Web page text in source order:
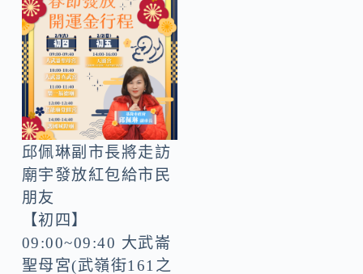
邱佩琳副市長將走訪
廟宇發放紅包給市民
朋友
【初四】
09:00~09:40 大武崙
聖母宮(武嶺街161之